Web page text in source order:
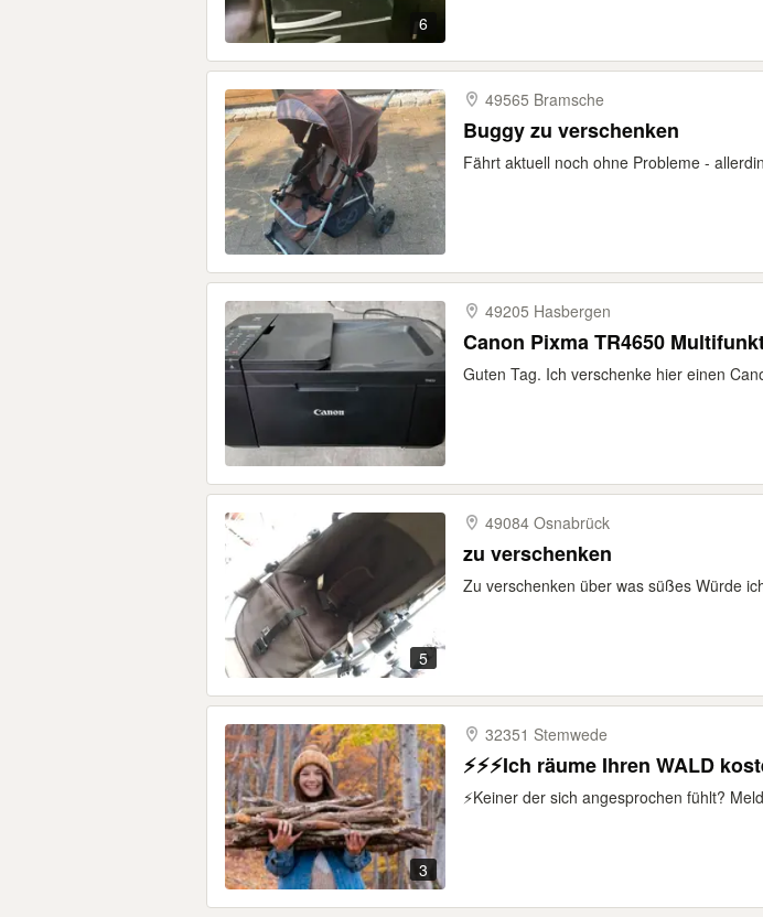
6
49565 Bramsche
Buggy zu verschenken
Fährt aktuell noch ohne Probleme -
49205 Hasbergen
Canon Pixma TR4650
Guten Tag. Ich verschenke hier einen
5
49084 Osnabrück
zu verschenken
Zu verschenken über was süßes Würde
3
32351 Stemwede
⚡⚡⚡Ich räume Ihren WALD
⚡Keiner der sich angesprochen fühlt?